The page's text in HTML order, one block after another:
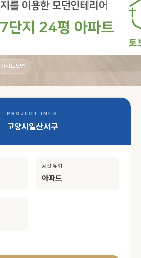
화이트모던
PROJECT INFO
고양시일산서구
공간 유형
아파트